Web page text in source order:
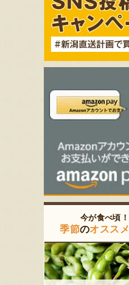
今が食べ頃！
季節のオススメ